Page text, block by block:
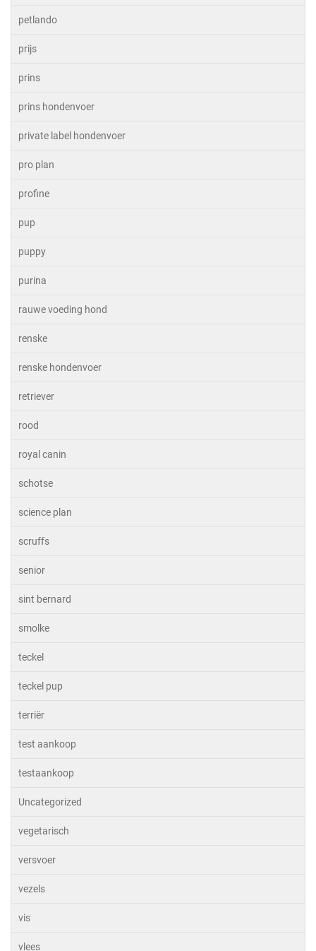
petlando
prijs
prins
prins hondenvoer
private label hondenvoer
pro plan
profine
pup
puppy
purina
rauwe voeding hond
renske
renske hondenvoer
retriever
rood
royal canin
schotse
science plan
scruffs
senior
sint bernard
smolke
teckel
teckel pup
terriër
test aankoop
testaankoop
Uncategorized
vegetarisch
versvoer
vezels
vis
vlees